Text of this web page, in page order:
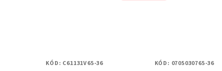
KÓD: C61131V65-36 KÓD: 0705030765-36